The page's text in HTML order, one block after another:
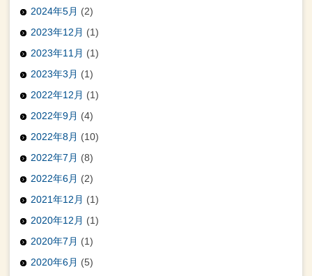
2024年5月 (2)
2023年12月 (1)
2023年11月 (1)
2023年3月 (1)
2022年12月 (1)
2022年9月 (4)
2022年8月 (10)
2022年7月 (8)
2022年6月 (2)
2021年12月 (1)
2020年12月 (1)
2020年7月 (1)
2020年6月 (5)